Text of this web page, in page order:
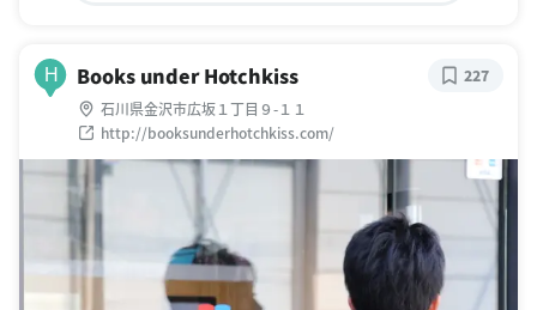
H Books under Hotchkiss
石川県金沢市広坂１丁目９-１１
http://booksunderhotchkiss.com/
227